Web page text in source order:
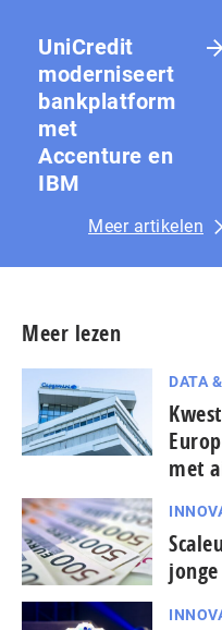
UniCredit
moderniseert
bankplatform
met
Accenture en
IBM
Meer artikelen
Meer lezen
DATA
met